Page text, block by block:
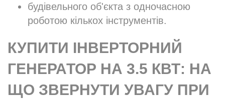
будівельного об'єкта з одночасною
роботою кількох інструментів.
КУПИТИ ІНВЕРТОРНИЙ
ГЕНЕРАТОР НА 3.5 КВТ: НА
ЩО ЗВЕРНУТИ УВАГУ ПРИ